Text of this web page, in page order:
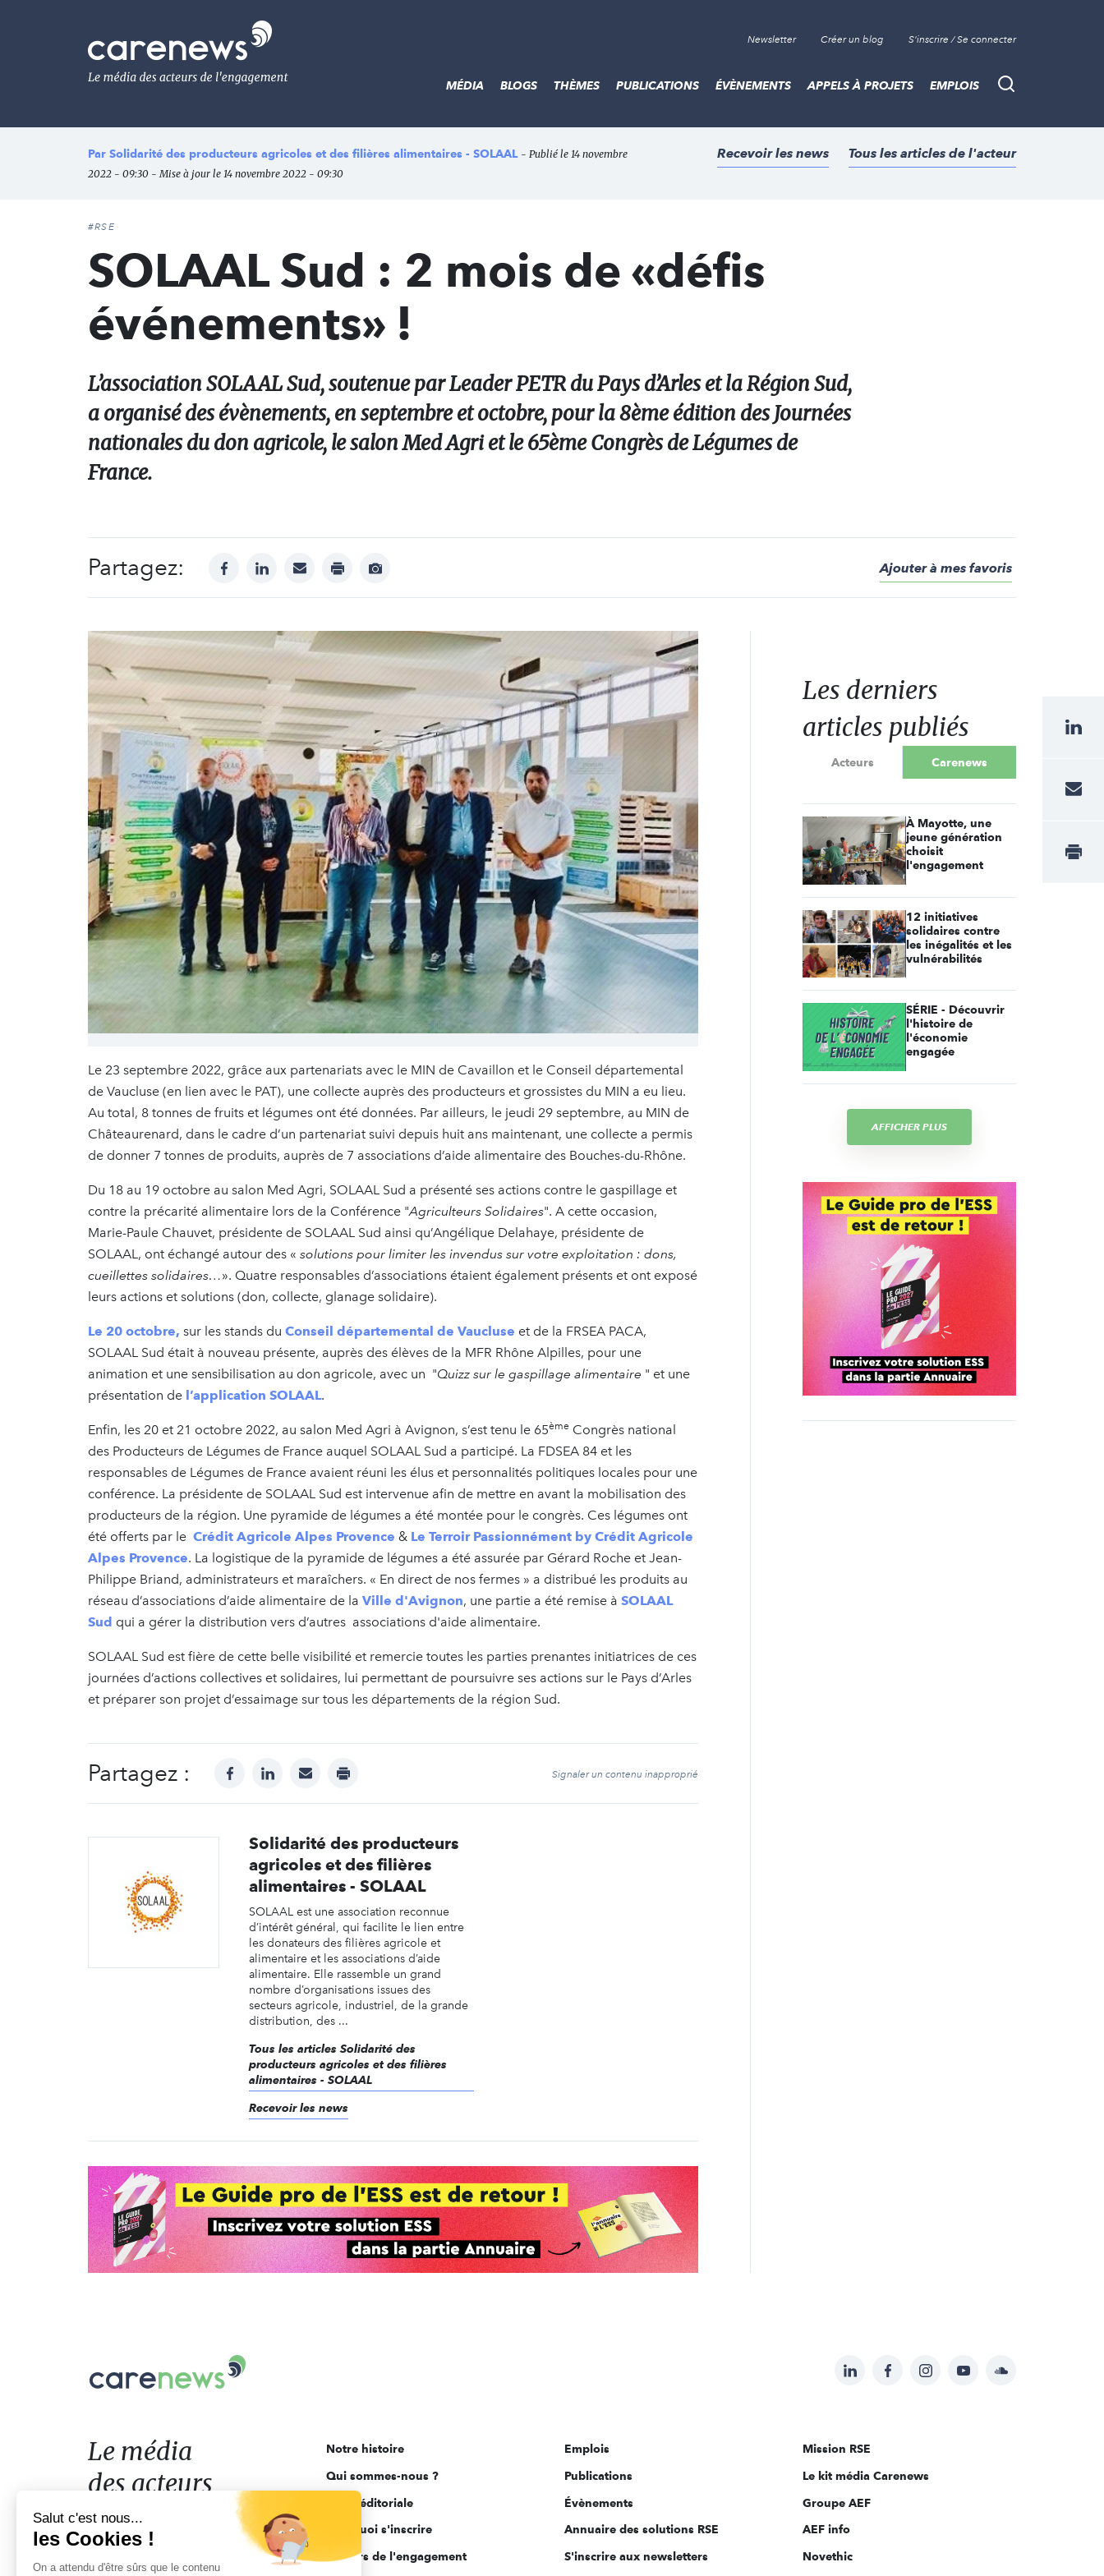
Le
média
de
l'engagement
Newsletter Créer un blog S'inscrire / Se connecter
Recherche
MÉDIA BLOGS THÈMES PUBLICATIONS ÉVÈNEMENTS APPELS À PROJETS EMPLOIS
Par Solidarité des producteurs agricoles et des filières alimentaires - SOLAAL - Publié le 14 novembre
2022 - 09:30 - Mise à jour le 14 novembre 2022 - 09:30
Recevoir les news Tous les articles de l'acteur
#RSE
SOLAAL Sud : 2 mois de «défis
événements» !
L’association SOLAAL Sud, soutenue par Leader PETR du Pays d’Arles et la Région Sud,
a organisé des évènements, en septembre et octobre, pour la 8ème édition des Journées
nationales du don agricole, le salon Med Agri et le 65ème Congrès de Légumes de
France.
Partagez: facebooklinkedinmail print
Afficher
Ajouter à mes favoris
Le 23 septembre 2022, grâce aux partenariats avec le MIN de Cavaillon et le Conseil départemental
de Vaucluse (en lien avec le PAT), une collecte auprès des producteurs et grossistes du MIN a eu lieu.
Au total, 8 tonnes de fruits et légumes ont été données. Par ailleurs, le jeudi 29 septembre, au MIN de
Châteaurenard, dans le cadre d’un partenariat suivi depuis huit ans maintenant, une collecte a permis
de donner 7 tonnes de produits, auprès de 7 associations d’aide alimentaire des Bouches-du-Rhône.
Du 18 au 19 octobre au salon Med Agri, SOLAAL Sud a présenté ses actions contre le gaspillage et
contre la précarité alimentaire lors de la Conférence "Agriculteurs Solidaires". A cette occasion,
Marie-Paule Chauvet, présidente de SOLAAL Sud ainsi qu’Angélique Delahaye, présidente de
SOLAAL, ont échangé autour des « solutions pour limiter les invendus sur votre exploitation : dons,
cueillettes solidaires…». Quatre responsables d’associations étaient également présents et ont exposé
leurs actions et solutions (don, collecte, glanage solidaire).
Le 20 octobre, sur les stands du Conseil départemental de Vaucluse et de la FRSEA PACA,
SOLAAL Sud était à nouveau présente, auprès des élèves de la MFR Rhône Alpilles, pour une
animation et une sensibilisation au don agricole, avec un "Quizz sur le gaspillage alimentaire " et une
présentation de l’application SOLAAL.
Enfin, les 20 et 21 octobre 2022, au salon Med Agri à Avignon, s’est tenu le 65ème Congrès national
des Producteurs de Légumes de France auquel SOLAAL Sud a participé. La FDSEA 84 et les
responsables de Légumes de France avaient réuni les élus et personnalités politiques locales pour une
conférence. La présidente de SOLAAL Sud est intervenue afin de mettre en avant la mobilisation des
producteurs de la région. Une pyramide de légumes a été montée pour le congrès. Ces légumes ont
été offerts par le Crédit Agricole Alpes Provence & Le Terroir Passionnément by Crédit Agricole
Alpes Provence. La logistique de la pyramide de légumes a été assurée par Gérard Roche et Jean-
Philippe Briand, administrateurs et maraîchers. « En direct de nos fermes » a distribué les produits au
réseau d’associations d’aide alimentaire de la Ville d'Avignon, une partie a été remise à SOLAAL
Sud qui a gérer la distribution vers d’autres associations d'aide alimentaire.
SOLAAL Sud est fière de cette belle visibilité et remercie toutes les parties prenantes initiatrices de ces
journées d’actions collectives et solidaires, lui permettant de poursuivre ses actions sur le Pays d’Arles
et préparer son projet d’essaimage sur tous les départements de la région Sud.
Partagez : facebooklinkedinmail print Signaler un contenu inapproprié
Solidarité des producteurs
agricoles et des filières
alimentaires - SOLAAL
SOLAAL est une association reconnue
d’intérêt général, qui facilite le lien entre
les donateurs des filières agricole et
alimentaire et les associations d’aide
alimentaire. Elle rassemble un grand
nombre d’organisations issues des
secteurs agricole, industriel, de la grande
distribution, des ...
Tous les articles Solidarité des
producteurs agricoles et des filières
alimentaires - SOLAAL
Recevoir les news
Les derniers
articles publiés
Acteurs Carenews
À Mayotte, une
jeune génération
choisit
l'engagement
12 initiatives
solidaires contre
les inégalités et les
vulnérabilités
SÉRIE - Découvrir
l'histoire de
l'économie
engagée
AFFICHER PLUS
Suivez-
sur:
LinkedInFacebookInstagramYouTubeSoundcloud
Le
acteurs
de
l'engagement
Le média
des acteurs
de l'engagement
Notre histoire
Qui sommes-nous ?
Ligne éditoriale
Pourquoi s'inscrire
Acteurs de l'engagement
Emplois
Publications
Évènements
Annuaire des solutions RSE
S'inscrire aux newsletters
Mission RSE
Le kit média Carenews
Groupe AEF
AEF info
Novethic
Salut c'est nous...
les Cookies !
On a attendu d'être sûrs que le contenu